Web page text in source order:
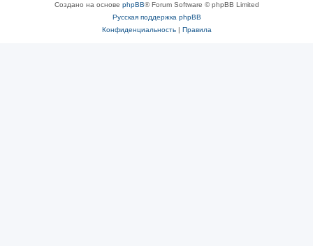
Создано на основе phpBB® Forum Software © phpBB Limited
Русская поддержка phpBB
Конфиденциальность| Правила